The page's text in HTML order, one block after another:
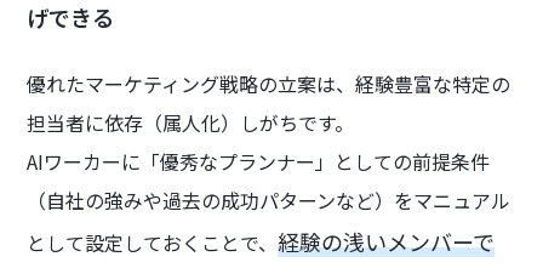
げできる
優れたマーケティング戦略の立案は、経験豊富な特定の
担当者に依存（属人化）しがちです。
AIワーカーに「優秀なプランナー」としての前提条件
（自社の強みや過去の成功パターンなど）をマニュアル
として設定しておくことで、経験の浅いメンバーで